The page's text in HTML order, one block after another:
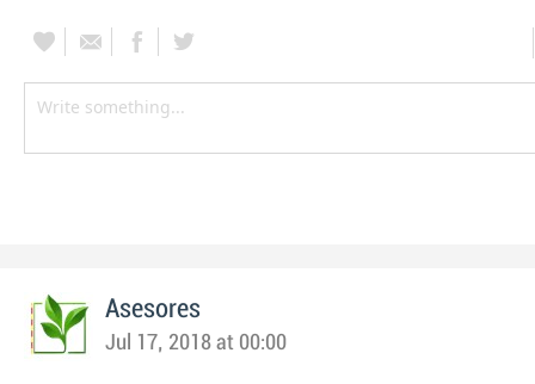
Asesores
Jul 17, 2018 at 00:00